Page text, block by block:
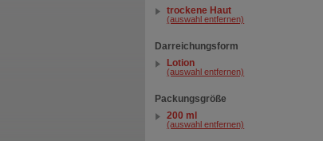
trockene Haut
(auswahl entfernen)
Darreichungsform
Lotion
(auswahl entfernen)
Packungsgröße
200 ml
(auswahl entfernen)